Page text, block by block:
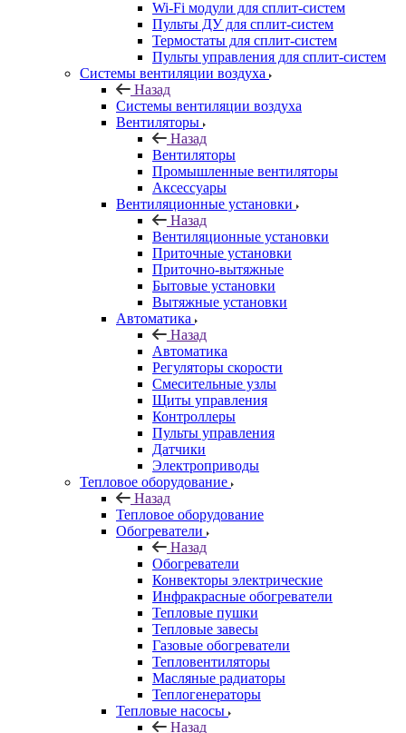
Wi-Fi модули для сплит-систем
Пульты ДУ для сплит-систем
Термостаты для сплит-систем
Пульты управления для сплит-систем
Системы вентиляции воздуха
Назад
Системы вентиляции воздуха
Вентиляторы
Назад
Вентиляторы
Промышленные вентиляторы
Аксессуары
Вентиляционные установки
Назад
Вентиляционные установки
Приточные установки
Приточно-вытяжные
Бытовые установки
Вытяжные установки
Автоматика
Назад
Автоматика
Регуляторы скорости
Смесительные узлы
Щиты управления
Контроллеры
Пульты управления
Датчики
Электроприводы
Тепловое оборудование
Назад
Тепловое оборудование
Обогреватели
Назад
Обогреватели
Конвекторы электрические
Инфракрасные обогреватели
Тепловые пушки
Тепловые завесы
Газовые обогреватели
Тепловентиляторы
Масляные радиаторы
Теплогенераторы
Тепловые насосы
Назад